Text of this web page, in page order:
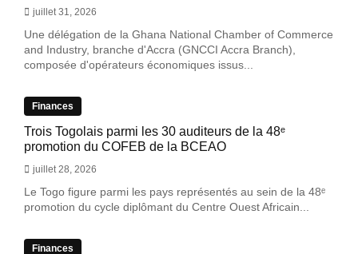
juillet 31, 2026
Une délégation de la Ghana National Chamber of Commerce
and Industry, branche d'Accra (GNCCI Accra Branch),
composée d'opérateurs économiques issus...
Finances
Trois Togolais parmi les 30 auditeurs de la 48ᵉ
promotion du COFEB de la BCEAO
juillet 28, 2026
Le Togo figure parmi les pays représentés au sein de la 48ᵉ
promotion du cycle diplômant du Centre Ouest Africain...
Finances